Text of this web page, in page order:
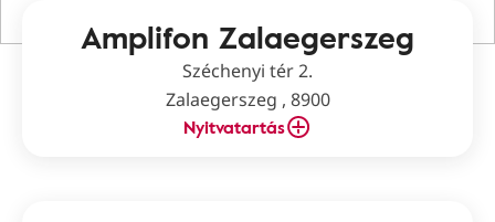
Amplifon Zalaegerszeg
Széchenyi tér 2.
Zalaegerszeg , 8900
Nyitvatartás